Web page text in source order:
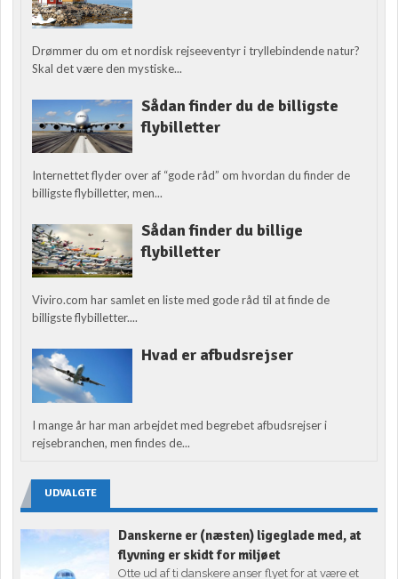
Drømmer du om et nordisk rejseeventyr i tryllebindende natur?
Skal det være den mystiske...
Sådan finder du de billigste
flybilletter
Internettet flyder over af “gode råd” om hvordan du finder de
billigste flybilletter, men...
Sådan finder du billige
flybilletter
Viviro.com har samlet en liste med gode råd til at finde de
billigste flybilletter....
Hvad er afbudsrejser
I mange år har man arbejdet med begrebet afbudsrejser i
rejsebranchen, men findes de...
UDVALGTE
Danskerne er (næsten) ligeglade med, at
flyvning er skidt for miljøet
Otte ud af ti danskere anser flyet for at være et